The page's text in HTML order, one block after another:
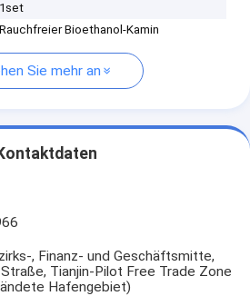
1set
Rauchfreier Bioethanol-Kamin
Sie mehr an
, Finanz- und Geschäftsmitte,
Tianjin-Pilot Free Trade Zone
Hafengebiet)